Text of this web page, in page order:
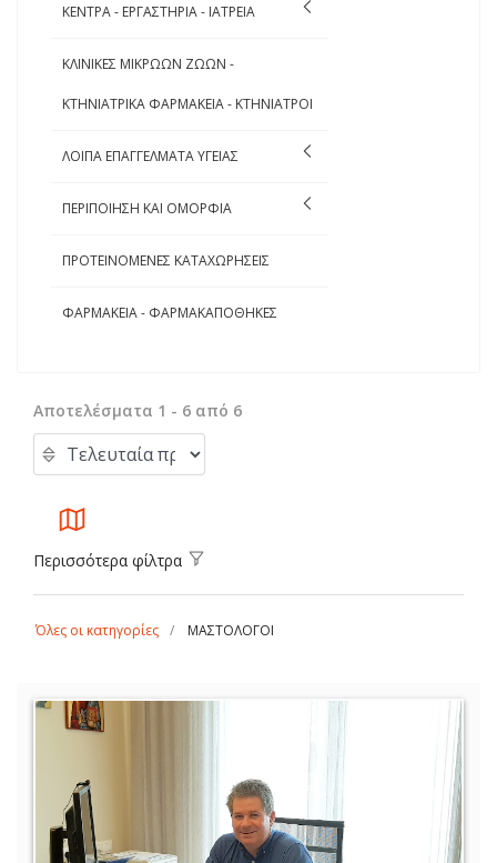
ΚΕΝΤΡΑ - ΕΡΓΑΣΤΗΡΙΑ - ΙΑΤΡΕΙΑ
ΚΛΙΝΙΚΕΣ ΜΙΚΡΩΩΝ ΖΩΩΝ -
ΚΤΗΝΙΑΤΡΙΚΑ ΦΑΡΜΑΚΕΙΑ - ΚΤΗΝΙΑΤΡΟΙ
ΛΟΙΠΑ ΕΠΑΓΓΕΛΜΑΤΑ ΥΓΕΙΑΣ
ΠΕΡΙΠΟΙΗΣΗ ΚΑΙ ΟΜΟΡΦΙΑ
ΠΡΟΤΕΙΝΟΜΕΝΕΣ ΚΑΤΑΧΩΡΗΣΕΙΣ
ΦΑΡΜΑΚΕΙΑ - ΦΑΡΜΑΚΑΠΟΘΗΚΕΣ
Αποτελέσματα 1 - 6 από 6
Περισσότερα φίλτρα
Όλες οι κατηγορίες ΜΑΣΤΟΛΟΓΟΙ